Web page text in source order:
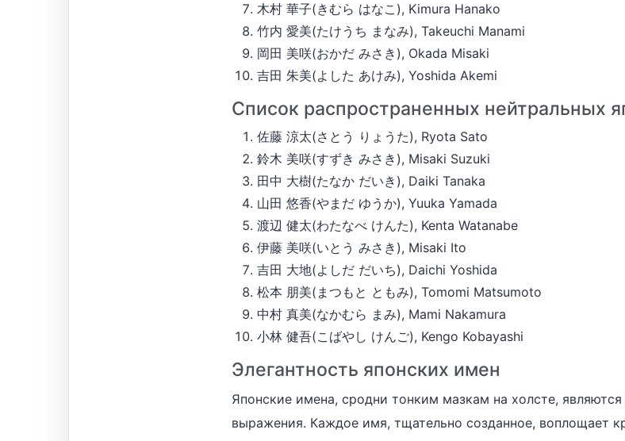
木村 華子(きむら はなこ), Kimura Hanako
竹内 愛美(たけうち まなみ), Takeuchi Manami
岡田 美咲(おかだ みさき), Okada Misaki
吉田 朱美(よした あけみ), Yoshida Akemi
Список распространенных нейтральных
佐藤 涼太(さとう りょうた), Ryota Sato
鈴木 美咲(すずき みさき), Misaki Suzuki
田中 大樹(たなか だいき), Daiki Tanaka
山田 悠香(やまだ ゆうか), Yuuka Yamada
渡辺 健太(わたなべ けんた), Kenta Watanabe
伊藤 美咲(いとう みさき), Misaki Ito
吉田 大地(よしだ だいち), Daichi Yoshida
松本 朋美(まつもと ともみ), Tomomi Matsumoto
中村 真美(なかむら まみ), Mami Nakamura
小林 健吾(こばやし けんご), Kengo Kobayashi
Элегантность японских имен
Японские имена, сродни тонким мазкам на холсте,
выражения. Каждое имя, тщательно созданное, воплощает